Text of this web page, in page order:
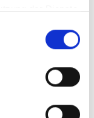
der Dienste
bringen sich mit
der
einem
Kramer,